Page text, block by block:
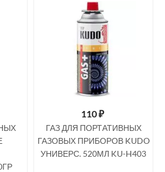
110₽
ГАЗ ДЛЯ ПОРТАТИВНЫХ
ГАЗОВЫХ ПРИБОРОВ KUDO
УНИВЕРС. 520МЛ KU-H403